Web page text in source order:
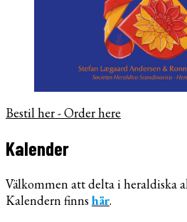
Bestil her - Order here
Kalender
Välkommen att delta i heraldiska
Kalendern finns här.